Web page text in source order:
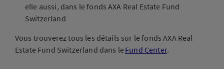
elle aussi, dans le fonds AXA Real Estate Fund
Switzerland
Vous trouverez tous les détails sur le fonds AXA Real
Estate Fund Switzerland dans leFund Center.